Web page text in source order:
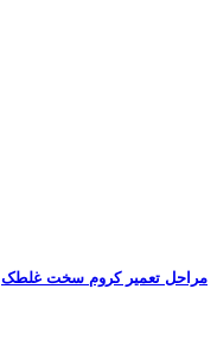
مراحل تعمیر کروم سخت غلطک